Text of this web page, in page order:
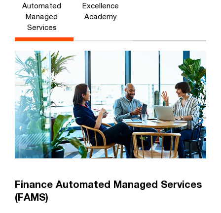
Automated
Managed
Services
Excellence
Academy
Finance Automated Managed Services
(FAMS)